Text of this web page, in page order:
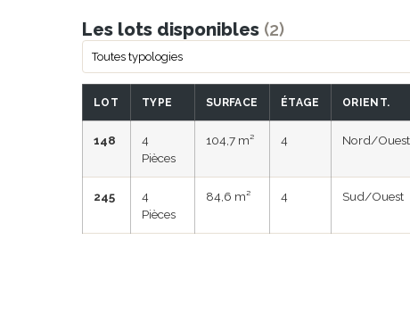
Les lots disponibles (2)
LOT TYPE SURFACE ÉTAGE ORIENT.
148
4
Pièces
104,7 m² 4 Nord/Ouest
245
4
Pièces
84,6 m² 4 Sud/Ouest